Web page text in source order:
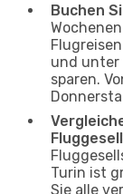
Buchen
und unter
sparen.
Turin ist
Sie alle